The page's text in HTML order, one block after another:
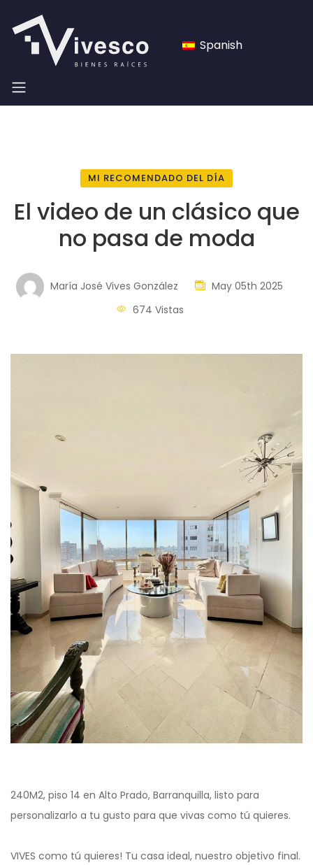
Spanish
MI RECOMENDADO DEL DÍA
El video de un clásico que
no pasa de moda
María José Vives González
May 05th 2025
674 Vistas
240M2, piso 14 en Alto Prado, Barranquilla, listo para
personalizarlo a tu gusto para que vivas como tú quieres.
VIVES como tú quieres! Tu casa ideal, nuestro objetivo final.